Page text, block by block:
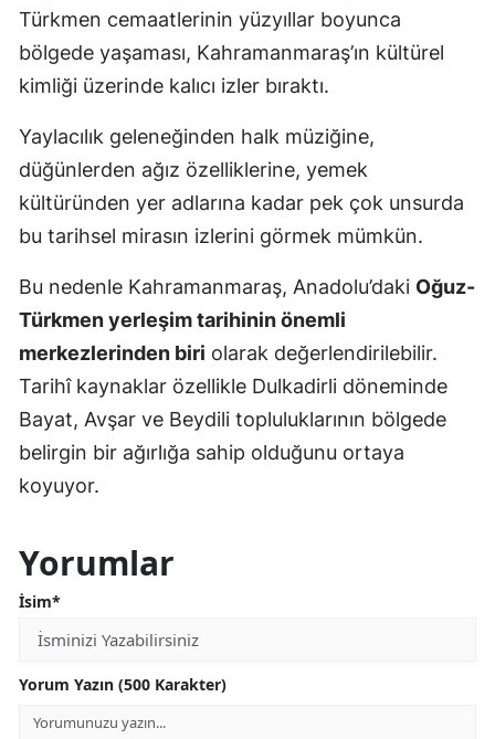
Türkmen cemaatlerinin yüzyıllar boyunca
bölgede yaşaması, Kahramanmaraş’ın kültürel
kimliği üzerinde kalıcı izler bıraktı.
Yaylacılık geleneğinden halk müziğine,
düğünlerden ağız özelliklerine, yemek
kültüründen yer adlarına kadar pek çok unsurda
bu tarihsel mirasın izlerini görmek mümkün.
Bu nedenle Kahramanmaraş, Anadolu’daki Oğuz-
Türkmen yerleşim tarihinin önemli
merkezlerinden biri olarak değerlendirilebilir.
Tarihî kaynaklar özellikle Dulkadirli döneminde
Bayat, Avşar ve Beydili topluluklarının bölgede
belirgin bir ağırlığa sahip olduğunu ortaya
koyuyor.
Yorumlar
İsim*
Yorum Yazın (500 Karakter)